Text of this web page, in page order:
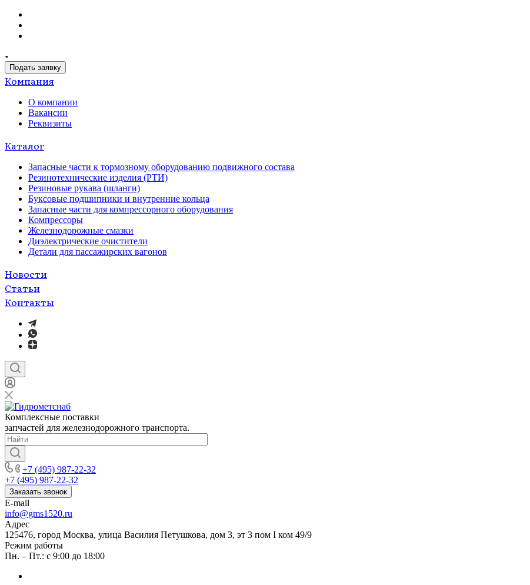
Подать заявку
Компания
О компании
Вакансии
Реквизиты
Каталог
Запасные части к тормозному оборудованию подвижного состава
Резинотехнические изделия (РТИ)
Резиновые рукава (шланги)
Буксовые подшипники и внутренние кольца
Запасные части для компрессорного оборудования
Компрессоры
Железнодорожные смазки
Диэлектрические очистители
Детали для пассажирских вагонов
Новости
Статьи
Контакты
Комплексные поставки
запчастей для железнодорожного транспорта.
+7 (495) 987-22-32
+7 (495) 987-22-32
Заказать звонок
E-mail
info@gms1520.ru
Адрес
125476, город Москва, улица Василия Петушкова, дом 3, эт 3 пом I ком 49/9
Режим работы
Пн. – Пт.: с 9:00 до 18:00